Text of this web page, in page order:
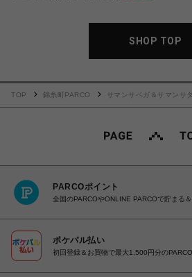
SHOP TOP
TOP 錦糸町PARCO サマンサベガ＆サマンサ
PARCOポイント
全国のPARCOやONLINE PARCOで貯まる
ポケパル払い
初回登録＆お買物で最大1,500円分の